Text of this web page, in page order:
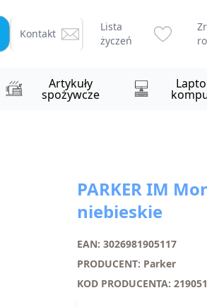
Kontakt
Lista
życzeń
Artykuły
spożywcze
PARKER IM
niebieskie
EAN: 3026981905117
PRODUCENT: Parker
KOD PRODUCENTA: